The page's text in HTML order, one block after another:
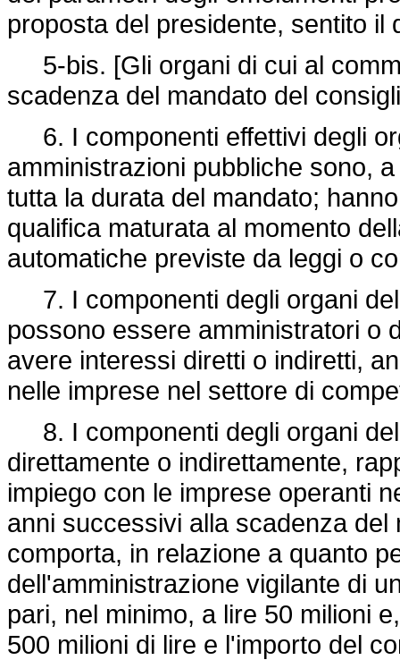
proposta del presidente, sentito
5-bis. [Gli organi di cui al
scadenza del mandato del
6. I componenti effettivi degli
amministrazioni pubbliche sono,
tutta la durata del mandato;
qualifica maturata al momento
automatiche previste da leggi o
7. I componenti degli organi
possono essere amministratori o
avere interessi diretti o indiretti,
nelle imprese nel settore di
8. I componenti degli organi
direttamente o indirettamente,
impiego con le imprese operanti
anni successivi alla scadenza
comporta, in relazione a quanto
dell'amministrazione vigilante di
pari, nel minimo, a lire 50 milioni
500 milioni di lire e l'importo del